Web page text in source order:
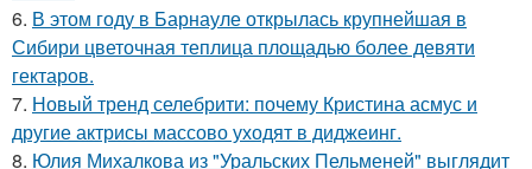
6. В этом году в Барнауле открылась крупнейшая в
Сибири цветочная теплица площадью более девяти
гектаров.
7. Новый тренд селебрити: почему Кристина асмус и
другие актрисы массово уходят в диджеинг.
8. Юлия Михалкова из "Уральских Пельменей" выглядит